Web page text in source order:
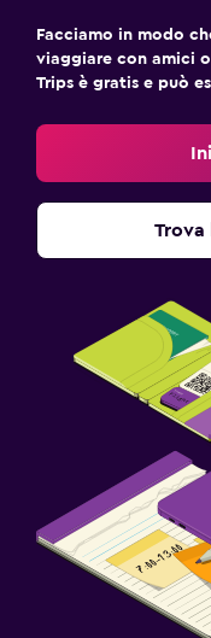
Facciamo in modo
viaggiare con amici
Trips è gratis e può
Trova